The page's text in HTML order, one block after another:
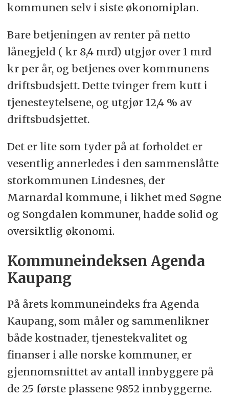
kommunen selv i siste økonomiplan.
Bare betjeningen av renter på netto
lånegjeld ( kr 8,4 mrd) utgjør over 1 mrd
kr per år, og betjenes over kommunens
driftsbudsjett. Dette tvinger frem kutt i
tjenesteytelsene, og utgjør 12,4 % av
driftsbudsjettet.
Det er lite som tyder på at forholdet er
vesentlig annerledes i den sammenslåtte
storkommunen Lindesnes, der
Marnardal kommune, i likhet med Søgne
og Songdalen kommuner, hadde solid og
oversiktlig økonomi.
Kommuneindeksen Agenda
Kaupang
På årets kommuneindeks fra Agenda
Kaupang, som måler og sammenlikner
både kostnader, tjenestekvalitet og
finanser i alle norske kommuner, er
gjennomsnittet av antall innbyggere på
de 25 første plassene 9852 innbyggerne.